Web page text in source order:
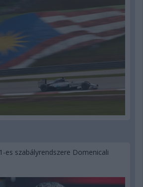
es szabályrendszere Domenicali